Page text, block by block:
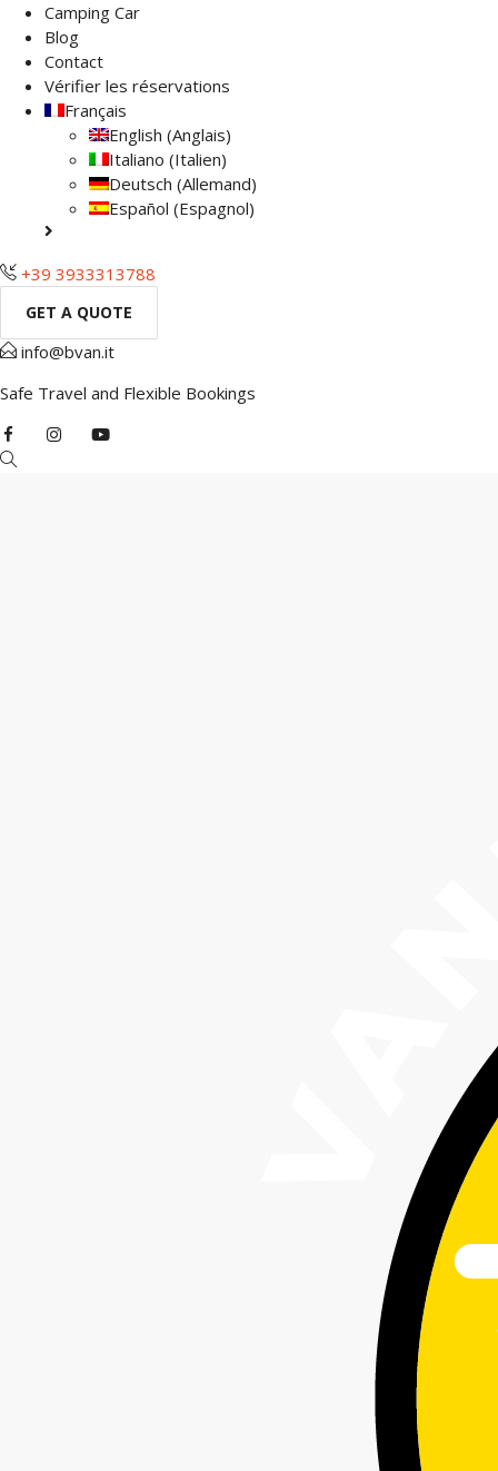
Camping Car
Blog
Contact
Vérifier les réservations
Français
English (Anglais)
Italiano (Italien)
Deutsch (Allemand)
Español (Espagnol)
+39 3933313788
GET A QUOTE
info@bvan.it
Safe Travel and Flexible Bookings